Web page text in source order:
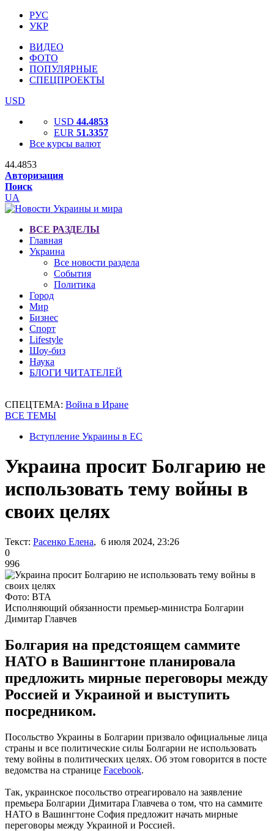
РУС
УКР
ВИДЕО
ФОТО
ПОПУЛЯРНЫЕ
СПЕЦПРОЕКТЫ
USD
USD 44.4853
EUR 51.3357
Все курсы валют
44.4853
Авторизация
Поиск
UA
ВСЕ РАЗДЕЛЫ
Главная
Украина
Все новости раздела
События
Политика
Город
Мир
Бизнес
Спорт
Lifestyle
Шоу-биз
Наука
БЛОГИ ЧИТАТЕЛЕЙ
СПЕЦТЕМА: Война в Иране
ВСЕ ТЕМЫ
Вступление Украины в ЕС
Украина просит Болгарию не
использовать тему войны в
своих целях
Текст: Расенко Елена, 6 июля 2024, 23:26
0
996
Фото: BTA
Исполняющий обязанности премьер-министра Болгарии
Димитар Главчев
Болгария на предстоящем саммите
НАТО в Вашингтоне планировала
предложить мирные переговоры между
Россией и Украиной и выступить
посредником.
Посольство Украины в Болгарии призвало официальные лица
страны и все политические силы Болгарии не использовать
тему войны в политических целях. Об этом говорится в посте
ведомства на странице Facebook.
Так, украинское посольство отреагировало на заявление
премьера Болгарии Димитара Главчева о том, что на саммите
НАТО в Вашингтоне София предложит начать мирные
переговоры между Украиной и Россией.